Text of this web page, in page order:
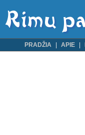
PRADŽIA APIE